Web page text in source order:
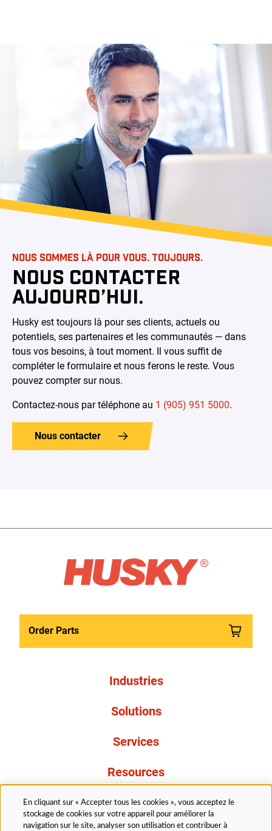
NOUS SOMMES LÀ POUR VOUS. TOUJOURS.
NOUS CONTACTER
AUJOURD’HUI.
Husky est toujours là pour ses clients, actuels ou
potentiels, ses partenaires et les communautés — dans
tous vos besoins, à tout moment. Il vous suffit de
compléter le formulaire et nous ferons le reste. Vous
pouvez compter sur nous.
Contactez-nous par téléphone au 1 (905) 951 5000.
Nous contacter
Order Parts
Industries
Solutions
Services
Resources
À propos de nous
En cliquant sur « Accepter tous les cookies », vous acceptez le
stockage de cookies sur votre appareil pour améliorer la
navigation sur le site, analyser son utilisation et contribuer à